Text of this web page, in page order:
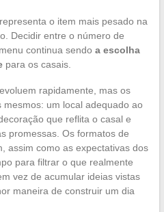
o item mais pesado na
Decidir entre o número de
continua sendo a escolha
para os casais.
rapidamente, mas os
um local adequado ao
que reflita o casal e
promessas. Os formatos de
assim como as expectativas dos
para filtrar o que realmente
vez de acumular ideias vistas
maneira de construir um dia